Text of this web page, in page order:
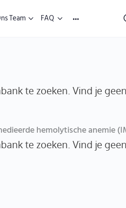
Team FAQ
te zoeken. Vind je
hemolytische anemie
te zoeken. Vind je